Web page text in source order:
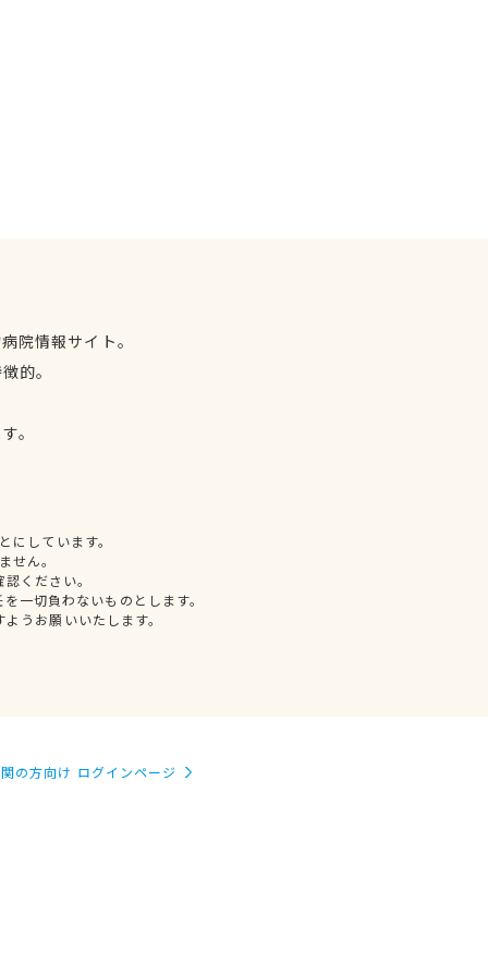
院情報サイト。
的。
。
しています。
せん。
ください。
一切負わないものとします。
うお願いいたします。
の方向け ログインページ